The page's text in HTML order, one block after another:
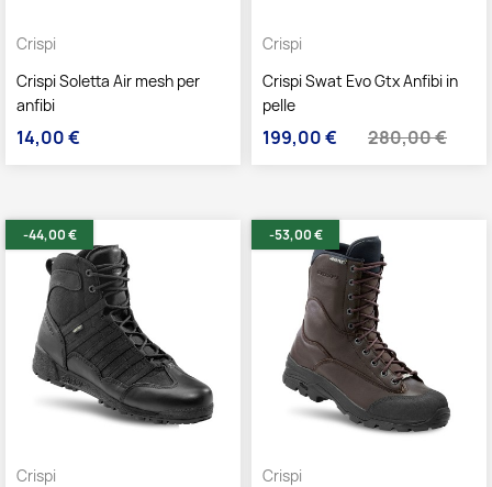
Crispi
Crispi Soletta Air mesh per
anfibi
Prezzo
14,00 €
Crispi
Crispi Swat Evo Gtx Anfibi in
pelle
Prezzo
199,00 € Prezzo base
280,00 €
-44,00 €
Crispi
-53,00 €
Crispi